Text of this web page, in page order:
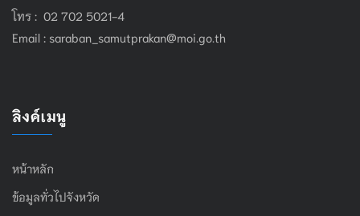
โทร : 02 702 5021-4
Email : saraban_samutprakan@moi.go.th
ลิงค์เมนู
หน้าหลัก
ข้อมูลทั่วไปจังหวัด